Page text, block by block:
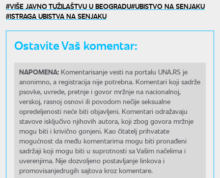
VIŠE JAVNO TUŽILAŠTVU U BEOGRADU UBISTVO NA SENJAKU
ISTRAGA UBISTVA NA SENJAKU
Ostavite Vaš komentar:
NAPOMENA: Komentarisanje vesti na portalu UNA.RS je
anonimno, a registracija nije potrebna. Komentari koji sadrže
psovke, uvrede, pretnje i govor mržnje na nacionalnoj,
verskoj, rasnoj osnovi ili povodom nečije seksualne
opredeljenosti neće biti objavljeni. Komentari odražavaju
stavove isključivo njihovih autora, koji zbog govora mržnje
mogu biti i krivično gonjeni. Kao čitatelj prihvatate
mogućnost da među komentarima mogu biti pronađeni
sadržaji koji mogu biti u suprotnosti sa Vašim načelima i
uverenjima. Nije dozvoljeno postavljanje linkova i
promovisanjedrugih sajtova kroz komentare.